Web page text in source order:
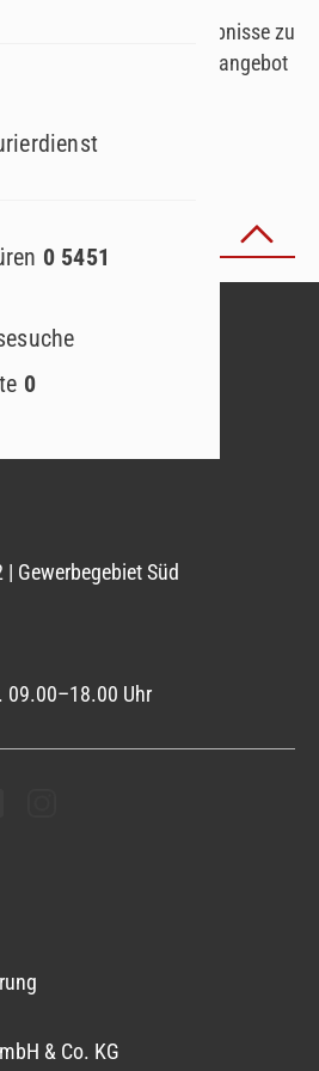
0 5451
0
an, um Suchergebnisse zu
sich von unserem Reiseangebot
| 49477 Ibbenbüren
Gewerbegebiet Süd
09.00–18.00 Uhr
& Co. KG